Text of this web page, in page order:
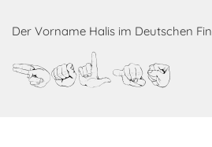
Der Vorname Halis im Deutschen
Halis